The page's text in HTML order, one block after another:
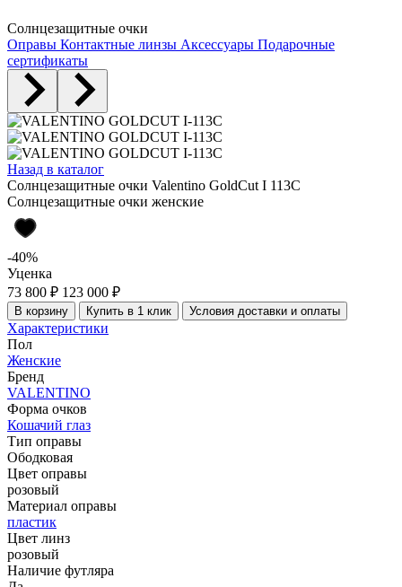
Солнцезащитные очки
Оправы Контактные линзы Аксессуары Подарочные
сертификаты
Назад в каталог
Солнцезащитные очки Valentino GoldCut I 113C
Солнцезащитные очки женские
-40%
Уценка
73 800 ₽ 123 000 ₽
В корзину Купить в 1 клик Условия доставки и оплаты
Характеристики
Пол
Женские
Бренд
VALENTINO
Форма очков
Кошачий глаз
Тип оправы
Ободковая
Цвет оправы
розовый
Материал оправы
пластик
Цвет линз
розовый
Наличие футляра